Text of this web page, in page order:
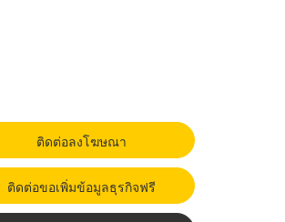
ติดต่อลงโฆษณา
ติดต่อขอเพิ่มข้อมูลธุรกิจฟรี